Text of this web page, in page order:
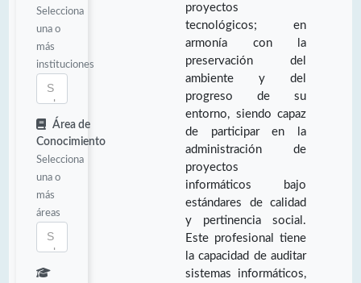
Selecciona
una o
más
instituciones
Área de
Conocimiento
Selecciona
una o
más
áreas
proyectos
tecnológicos; en
armonía con la
preservación del
ambiente y del
progreso de su
entorno, siendo capaz
de participar en la
administración de
proyectos
informáticos bajo
estándares de calidad
y pertinencia social.
Este profesional tiene
la capacidad de auditar
sistemas informáticos,